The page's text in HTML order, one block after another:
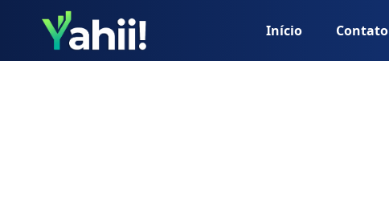
Início Contato